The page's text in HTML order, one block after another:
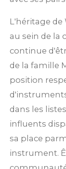
L'héritage
au sein de la
continue
de la famille
position
dans les
influents
sa place
instrument.